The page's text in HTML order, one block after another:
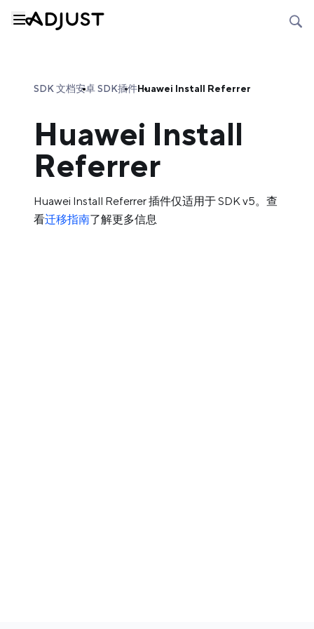
SDK 文档安卓 SDK插件Huawei Install Referrer
Huawei Install
Referrer
Huawei Install Referrer 插件仅适用于 SDK v5。查
看迁移指南了解更多信息